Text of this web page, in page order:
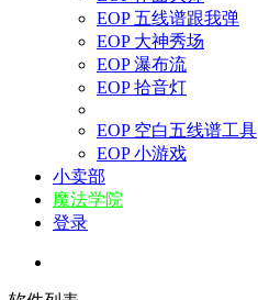
EOP 五线谱跟我弹
EOP 大神秀场
EOP 瀑布流
EOP 拾音灯
EOP 空白五线谱工具
EOP 小游戏
小卖部
魔法学院
登录